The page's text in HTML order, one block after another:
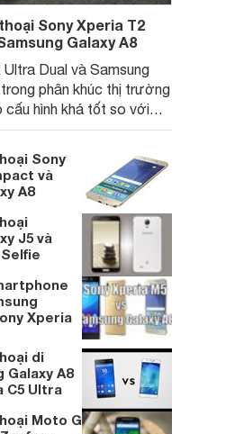
Sony Xperia T2
Galaxy A8
Dual và Samsung
phân khúc thị trường
cấu hình khá tốt so với
khác. Nếu bạn đang
so sánh cấu hình dưới
Sony
và
A8
J5 và
Xperia
di
Galaxy A8
C5 Ultra
Moto G